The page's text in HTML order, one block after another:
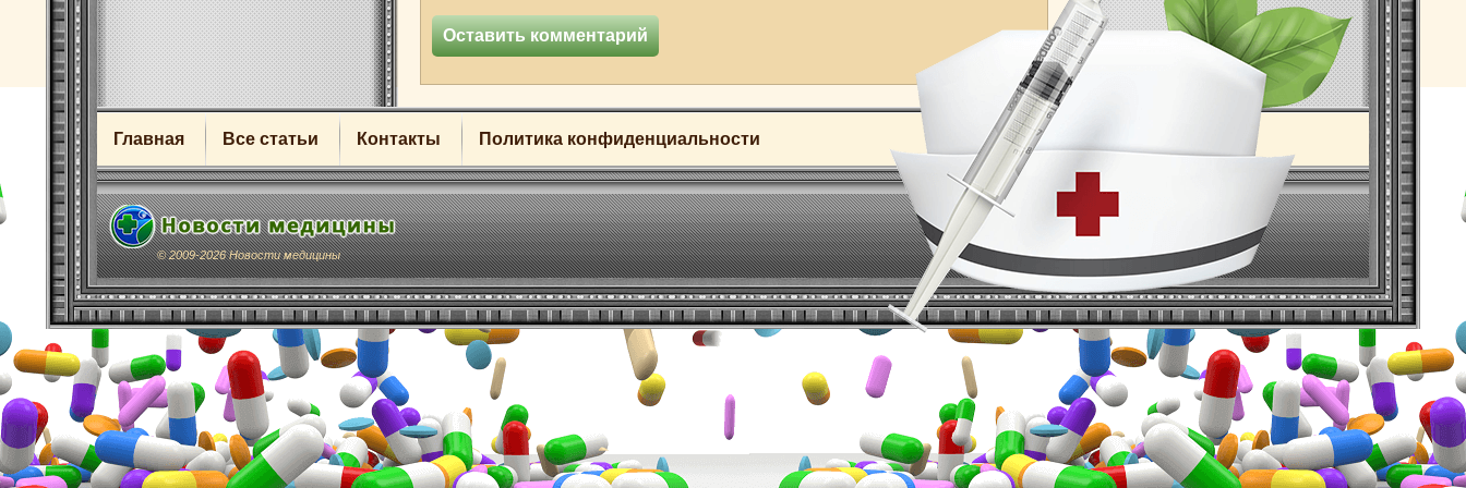
Главная Все статьи Контакты Политика конфиденциальности
© 2009-2026 Новости медицины